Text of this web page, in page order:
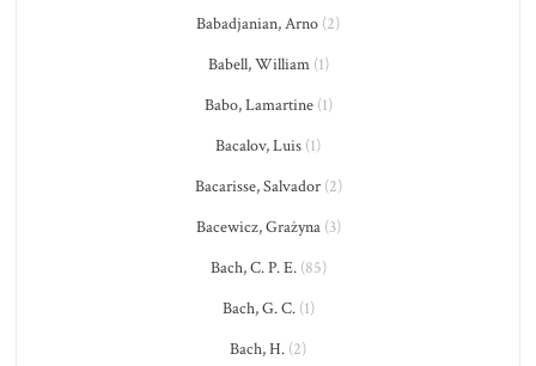
Babadjanian, Arno (2)
Babell, William(1)
Babo, Lamartine(1)
Bacalov, Luis (1)
Bacarisse, Salvador(2)
Bacewicz, Grażyna(3)
Bach, C. P. E.(85)
Bach, G. C.(1)
Bach, H. (2)